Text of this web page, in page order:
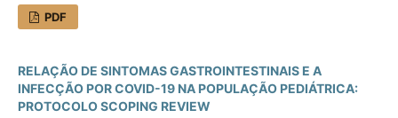
PDF
RELAÇÃO DE SINTOMAS GASTROINTESTINAIS E A
INFECÇÃO POR COVID-19 NA POPULAÇÃO PEDIÁTRICA:
PROTOCOLO SCOPING REVIEW